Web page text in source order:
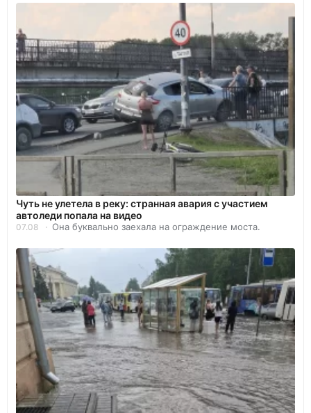
Чуть не улетела в реку: странная авария с участием
автоледи попала на видео
07.08 Она буквально заехала на ограждение моста.